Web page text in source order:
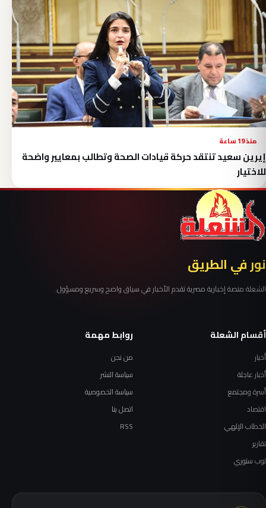
منذ 19 ساعة
إيرين سعيد تنتقد حركة قيادات الصحة وتطالب بمعايير واضحة
للاختيار
نور في الطريق
الشعلة منصة إخبارية مصرية تقدم الأخبار في سياق واضح وسريع ومسؤول.
أقسام الشعلة
أخبار
أخبار عاجلة
أسرة ومجتمع
اقتصاد
الخطاب الإلهي
تقارير
توب ستوري
روابط مهمة
من نحن
سياسة النشر
سياسة الخصوصية
اتصل بنا
RSS